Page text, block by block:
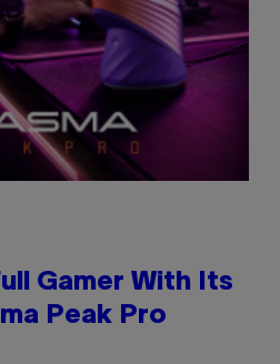
Gamer With Its
Peak Pro